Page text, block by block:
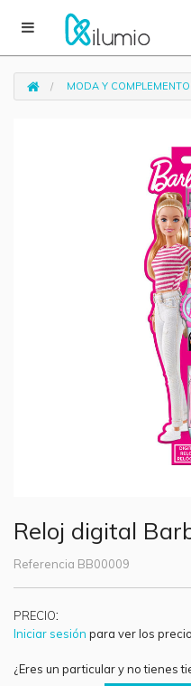
MODA Y
Reloj digital
Referencia BB00009
PRECIO:
Iniciar sesión para ver los
¿Eres un particular y no tienes